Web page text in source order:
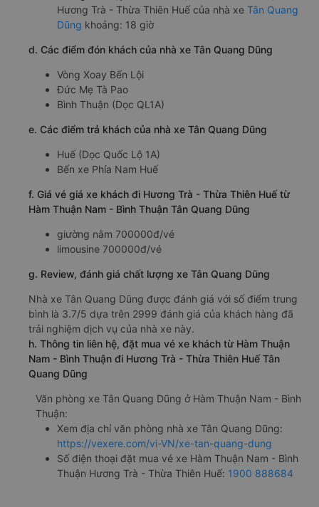
Hương Trà - Thừa Thiên Huế của nhà xe Tân Quang
Dũng khoảng: 18 giờ
d. Các điểm đón khách của nhà xe Tân Quang Dũng
Vòng Xoay Bến Lội
Đức Mẹ Tà Pao
Bình Thuận (Dọc QL1A)
e. Các điểm trả khách của nhà xe Tân Quang Dũng
Huế (Dọc Quốc Lộ 1A)
Bến xe Phía Nam Huế
f. Giá vé giá xe khách đi Hương Trà - Thừa Thiên Huế từ
Hàm Thuận Nam - Bình Thuận Tân Quang Dũng
giường nằm 700000đ/vé
limousine 700000đ/vé
g. Review, đánh giá chất lượng xe Tân Quang Dũng
Nhà xe Tân Quang Dũng được đánh giá với số điểm trung
bình là 3.7/5 dựa trên 2999 đánh giá của khách hàng đã
trải nghiệm dịch vụ của nhà xe này.
h. Thông tin liên hệ, đặt mua vé xe khách từ Hàm Thuận
Nam - Bình Thuận đi Hương Trà - Thừa Thiên Huế Tân
Quang Dũng
Văn phòng xe Tân Quang Dũng ở Hàm Thuận Nam - Bình
Thuận:
Xem địa chỉ văn phòng nhà xe Tân Quang Dũng:
https://vexere.com/vi-VN/xe-tan-quang-dung
Số điện thoại đặt mua vé xe Hàm Thuận Nam - Bình
Thuận Hương Trà - Thừa Thiên Huế: 1900 888684